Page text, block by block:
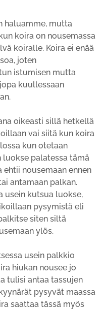
haluamme, mutta
koira on nousemassa
koiralle. Koira ei enää
joten
istumisen mutta
kuullessaan
oikeasti sillä hetkellä
vai siitä kun koira
kun otetaan
luokse palatessa tämä
nousemaan ennen
antamaan palkan.
usein kutsua luokse,
pysymistä eli
siten siltä
ylös.
usein palkkio
hiukan nousee jo
tulisi antaa tassujen
pysyvät maassa
saattaa tässä myös